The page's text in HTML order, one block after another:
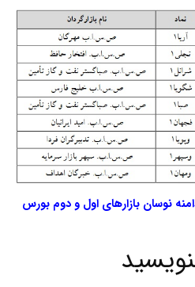
نوسان بازارهای اول و دوم بورس